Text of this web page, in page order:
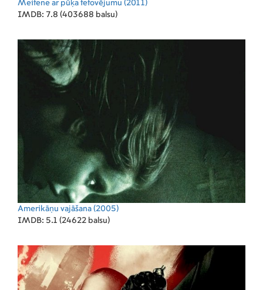
Meitene ar pūķa tetovējumu (2011)
IMDB: 7.8 (403688 balsu)
Amerikāņu vajāšana (2005)
IMDB: 5.1 (24622 balsu)